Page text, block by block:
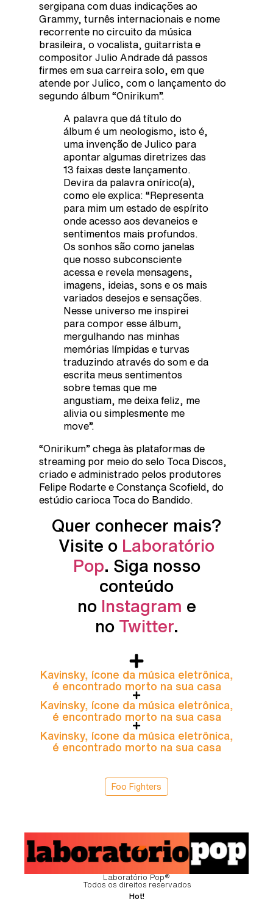
sergipana com duas indicações ao
Grammy, turnês internacionais e nome
recorrente no circuito da música
brasileira, o vocalista, guitarrista e
compositor Julio Andrade dá passos
firmes em sua carreira solo, em que
atende por Julico, com o lançamento do
segundo álbum “Onirikum”.
A palavra que dá título do
álbum é um neologismo, isto é,
uma invenção de Julico para
apontar algumas diretrizes das
13 faixas deste lançamento.
Devira da palavra onírico(a),
como ele explica: “Representa
para mim um estado de espírito
onde acesso aos devaneios e
sentimentos mais profundos.
Os sonhos são como janelas
que nosso subconsciente
acessa e revela mensagens,
imagens, ideias, sons e os mais
variados desejos e sensações.
Nesse universo me inspirei
para compor esse álbum,
mergulhando nas minhas
memórias límpidas e turvas
traduzindo através do som e da
escrita meus sentimentos
sobre temas que me
angustiam, me deixa feliz, me
alivia ou simplesmente me
move”.
“Onirikum” chega às plataformas de
streaming por meio do selo Toca Discos,
criado e administrado pelos produtores
Felipe Rodarte e Constança Scofield, do
estúdio carioca Toca do Bandido.
Quer conhecer mais?
Visite o Laboratório
Pop. Siga nosso
conteúdo
no Instagram e
no Twitter.
Kavinsky, ícone da música eletrônica,
é encontrado morto na sua casa
Kavinsky, ícone da música eletrônica,
é encontrado morto na sua casa
Kavinsky, ícone da música eletrônica,
é encontrado morto na sua casa
Foo Fighters
Laboratório Pop®
Todos os direitos reservados
Hot!